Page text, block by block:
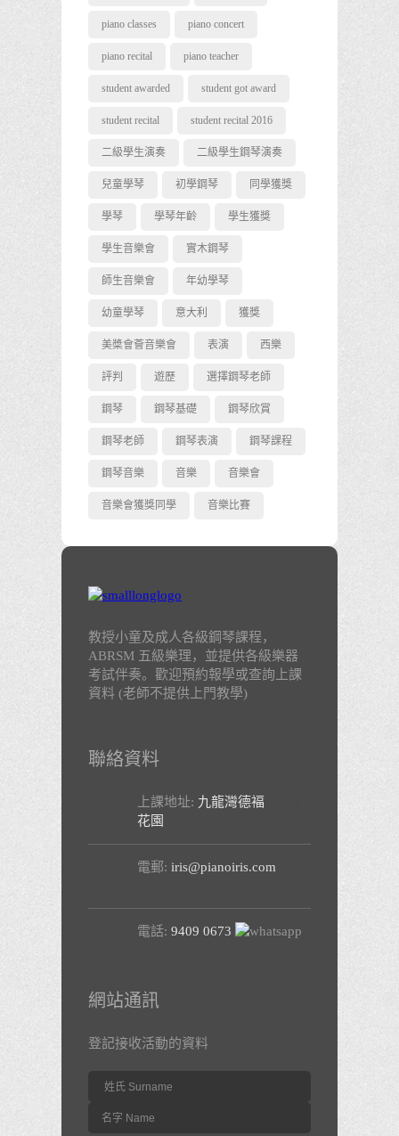
piano classes piano concert
piano recital piano teacher
student awarded student got award
student recital student recital 2016
二級學生演奏 二級學生鋼琴演奏
兒童學琴 初學鋼琴 同學獲獎
學琴 學琴年齡 學生獲獎
學生音樂會 實木鋼琴
師生音樂會 年幼學琴
幼童學琴 意大利 獲獎
美槳會薈音樂會 表演 西樂
評判 遊歷 選擇鋼琴老師
鋼琴 鋼琴基礎 鋼琴欣賞
鋼琴老師 鋼琴表演 鋼琴課程
鋼琴音樂 音樂 音樂會
音樂會獲獎同學 音樂比賽
教授小童及成人各級鋼琴課程，
ABRSM 五級樂理，並提供各級樂器
考試伴奏。歡迎預約報學或查詢上課
資料 (老師不提供上門教學)
聯絡資料
上課地址: 九龍灣德褔
花園
電郵: iris@pianoiris.com
電話: 9409 0673
網站通訊
登記接收活動的資料